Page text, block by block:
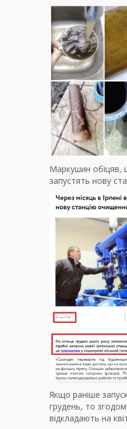
Маркушин обіцяв,
запустять нову
Якщо раніше
грудень, то
відкладають на